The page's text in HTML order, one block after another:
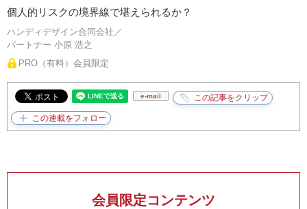
個人的リスクの境界線で堪えられるか？
ハンディデザイン合同会社／
パートナー 小原 浩之
PRO（有料）会員限定
e-mail
会員限定コンテンツ